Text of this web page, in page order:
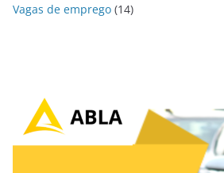
Vagas de emprego (14)